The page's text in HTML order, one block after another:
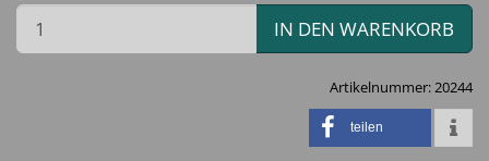
IN DEN WARENKORB
Artikelnummer:20244
teilen